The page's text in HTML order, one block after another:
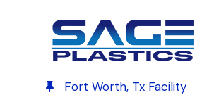
Fort Worth, Tx Facility